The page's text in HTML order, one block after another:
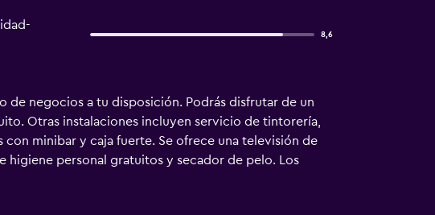
8,6
de negocios a tu disposición. Podrás disfrutar de un
Otras instalaciones incluyen servicio de tintorería,
minibar y caja fuerte. Se ofrece una televisión de
higiene personal gratuitos y secador de pelo. Los
Se ofrece servicio de limpieza todos los días.